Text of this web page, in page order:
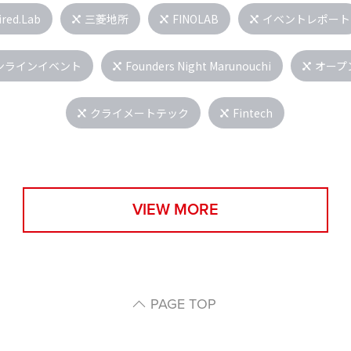
三菱地所 FINOLAB イベントレポート
ラインイベント Founders Night Marunouchi オー
クライメートテック Fintech
VIEW MORE
PAGE TOP